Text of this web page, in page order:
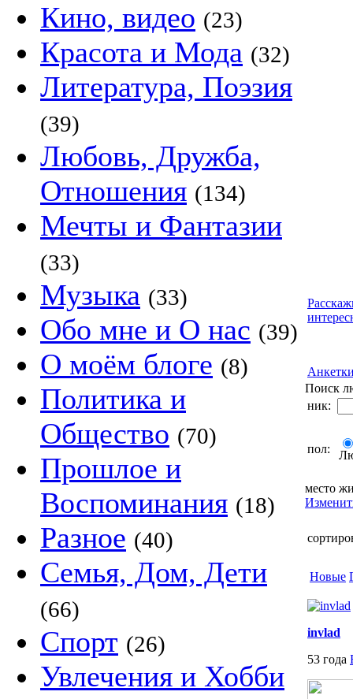
Кино, видео (23)
Красота и Мода (32)
Литература, Поэзия
(39)
Любовь, Дружба,
Отношения (134)
Мечты и Фантазии
(33)
Музыка (33)
Обо мне и О нас (39)
О моём блоге (8)
Политика и
Общество (70)
Прошлое и
Воспоминания (18)
Разное (40)
Семья, Дом, Дети
(66)
Спорт (26)
Увлечения и Хобби
Поиск
ник:
пол:
место
Новые
invlad
53 года